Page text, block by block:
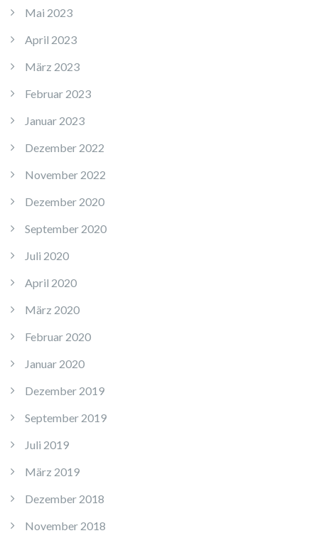
Mai 2023
April 2023
März 2023
Februar 2023
Januar 2023
Dezember 2022
November 2022
Dezember 2020
September 2020
Juli 2020
April 2020
März 2020
Februar 2020
Januar 2020
Dezember 2019
September 2019
Juli 2019
März 2019
Dezember 2018
November 2018